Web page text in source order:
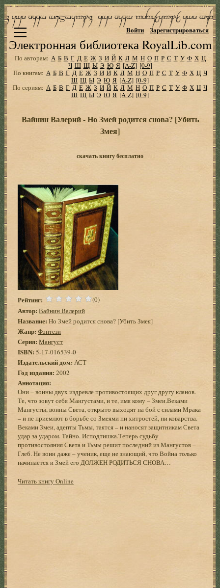
Электронная библиотека RoyalLib.com
Войти Зарегистрироваться
По авторам: А Б В Г Д Е Ж З И Й К Л М Н О П Р С Т У Ф Х Ц
Ч Ш Щ Ы Э Ю Я [A-Z] [0-9]
По книгам: А Б В Г Д Е Ж З И Й К Л М Н О П Р С Т У Ф Х Ц Ч
Ш Щ Ы Э Ю Я [A-Z] [0-9]
По сериям: А Б В Г Д Е Ж З И Й К Л М Н О П Р С Т У Ф Х Ц Ч
Ш Щ Ы Э Ю Я [A-Z] [0-9]
Вайнин Валерий - Но Змей родится снова? [Убить
Змея]
скачать книгу бесплатно
Рейтинг: (0)
Автор: Вайнин Валерий
Название: Но Змей родится снова? [Убить Змея]
Жанр: Фэнтези
Серия: Мангуст
ISBN: 5-17-016539-0
Издательский дом: АСТ
Год издания: 2002
Аннотация:
Они – воины двух издревле противостоящих друг другу кланов.
Те, что зовут себя Мангустами, и те, имя кому – Змеи.Веками
Мангусты, воины Света, открыто выходят на бой с силами Мрака
– и не приемлют в борьбе со Змеями ни хитростей, ни коварства.
Веками Змеи, адепты Тьмы, таятся – и наносят защитникам Света
удар за ударом. Тайно. Исподтишка.Теперь судьбу
противостояния Света и Тьмы решит последний из Мангустов –
Глеб. Не воин даже – ученик, еще не знающий, что Война только
начинается и Змей его ДОЛЖЕН РОДИТЬСЯ СНОВА…
Читать книгу Online